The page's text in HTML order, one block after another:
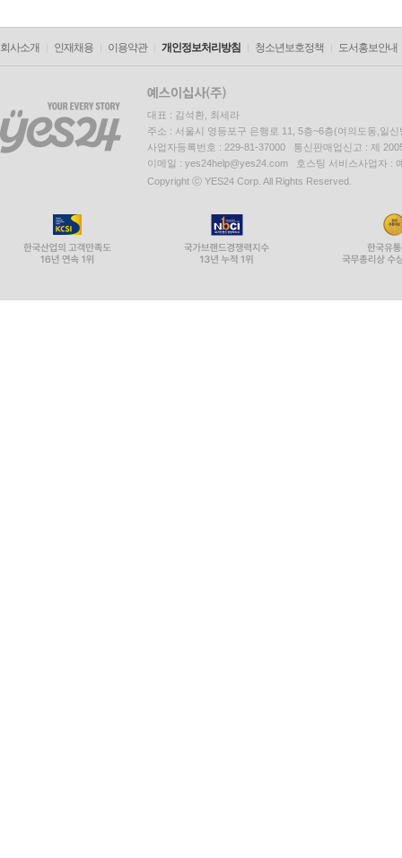
회사소개 인재채용 이용약관 개인정보처리방침 청소년보호정책 도서홍보안내
대표 : 김석환, 최세라
주소 : 서울시 영등포구 은행로 11, 5층~6층(여의도동,일신
사업자등록번호 : 229-81-37000 통신판매업신고 : 제
이메일 : yes24help@yes24.com 호스팅 서비스사업자 :
Copyright ⓒ YES24 Corp. All Rights Reserved.